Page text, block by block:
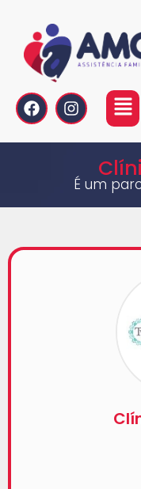
É um